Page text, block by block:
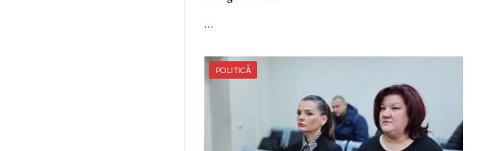
…
POLITICĂ